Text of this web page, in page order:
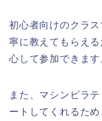
初心者向けのクラ
寧に教えてもらえ
心して参加できます
また、マシンピラ
ートしてくれるた